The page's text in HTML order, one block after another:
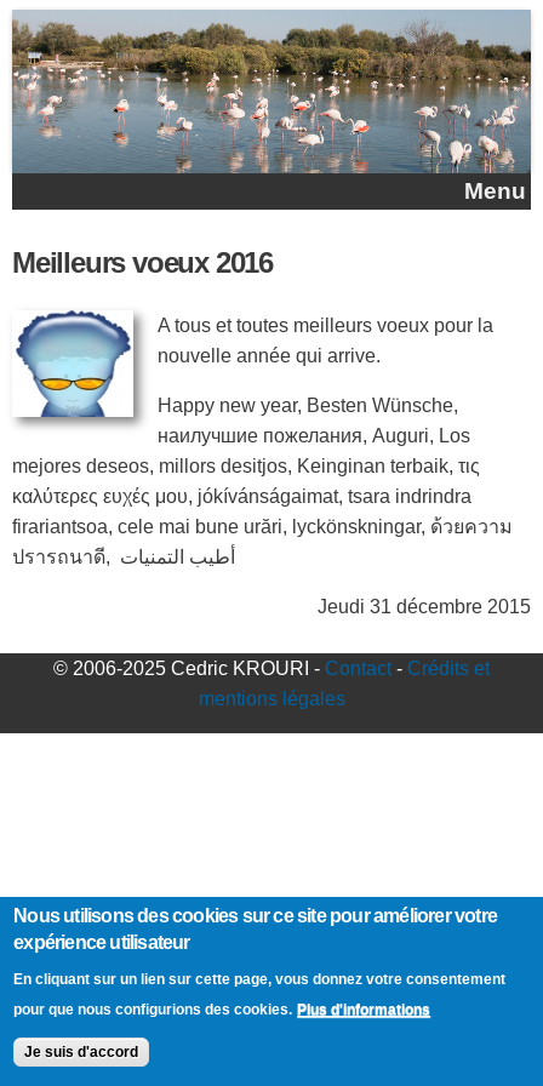
Aller au contenu principal
Menu
Meilleurs voeux 2016
A tous et toutes meilleurs voeux pour la
nouvelle année qui arrive.
Happy new year, Besten Wünsche,
наилучшие пожелания, Auguri, Los
mejores deseos, millors desitjos, Keinginan terbaik, τις
καλύτερες ευχές μου, jókívánságaimat, tsara indrindra
firariantsoa, cele mai bune urări, lyckönskningar, ด้วยความ
ปรารถนาดี, أطيب التمنيات
Jeudi 31 décembre 2015
© 2006-2025 Cedric KROURI - Contact - Crédits et
mentions légales
Nous utilisons des cookies sur ce site pour améliorer votre
expérience utilisateur
En cliquant sur un lien sur cette page, vous donnez votre consentement
pour que nous configurions des cookies. Plus d'informations
Je suis d'accord